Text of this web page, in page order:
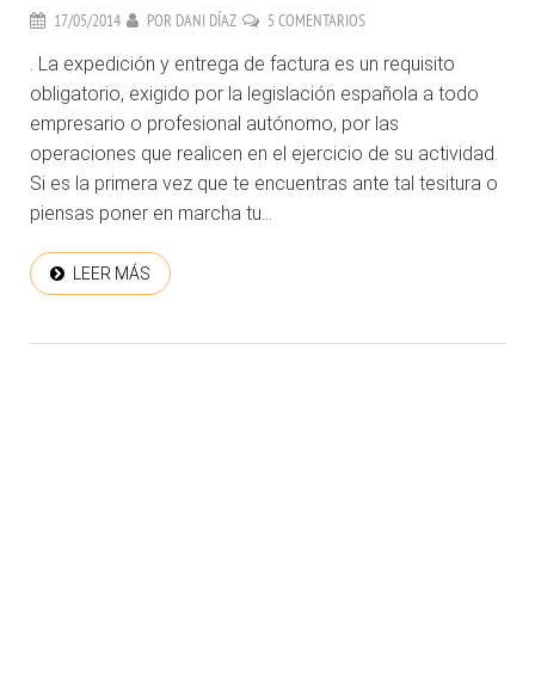
17/05/2014 POR DANI DÍAZ 5 COMENTARIOS
. La expedición y entrega de factura es un requisito
obligatorio, exigido por la legislación española a todo
empresario o profesional autónomo, por las
operaciones que realicen en el ejercicio de su actividad.
Si es la primera vez que te encuentras ante tal tesitura o
piensas poner en marcha tu...
LEER MÁS